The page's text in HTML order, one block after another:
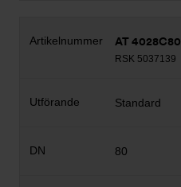
AT 4028C80
RSK 5037139
Standard
80